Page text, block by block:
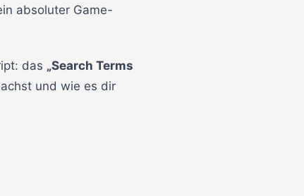
absoluter Game-
das „Search Terms
und wie es dir